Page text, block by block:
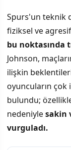
Spurs'un teknik
fiziksel ve
bu noktasında
Johnson,
ilişkin
oyuncuların çok
bulundu;
nedeniylesakin
vurguladı.